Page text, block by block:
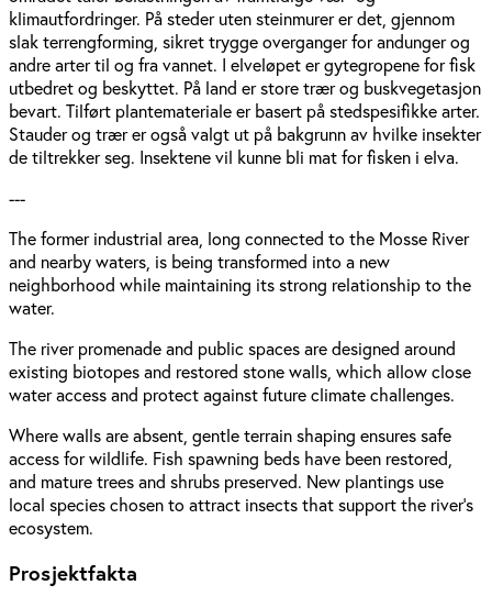
klimautfordringer. På steder uten steinmurer er det, gjennom
slak terrengforming, sikret trygge overganger for andunger og
andre arter til og fra vannet. I elveløpet er gytegropene for fisk
utbedret og beskyttet. På land er store trær og buskvegetasjon
bevart. Tilført plantemateriale er basert på stedspesifikke arter.
Stauder og trær er også valgt ut på bakgrunn av hvilke insekter
de tiltrekker seg. Insektene vil kunne bli mat for fisken i elva.
---
The former industrial area, long connected to the Mosse River
and nearby waters, is being transformed into a new
neighborhood while maintaining its strong relationship to the
water.
The river promenade and public spaces are designed around
existing biotopes and restored stone walls, which allow close
water access and protect against future climate challenges.
Where walls are absent, gentle terrain shaping ensures safe
access for wildlife. Fish spawning beds have been restored,
and mature trees and shrubs preserved. New plantings use
local species chosen to attract insects that support the river’s
ecosystem.
Prosjektfakta